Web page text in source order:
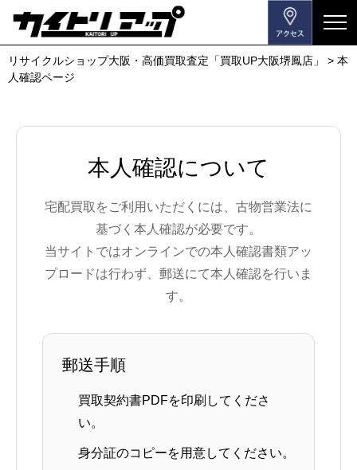
メ
ニ
ュ
開
リサイクルショップ大阪・高価買取査定「買取UP大阪堺鳳店」 > 本
人確認ページ
本人確認について
宅配買取をご利用いただくには、古物営業法に
基づく本人確認が必要です。
当サイトではオンラインでの本人確認書類アッ
プロードは行わず、郵送にて本人確認を行いま
す。
郵送手順
買取契約書PDFを印刷してくださ
い。
身分証のコピーを用意してください。